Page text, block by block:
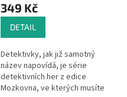
349 Kč
DETAIL
Detektivky, jak již samotný
název napovídá, je série
detektivních her z edice
Mozkovna, ve kterých musíte